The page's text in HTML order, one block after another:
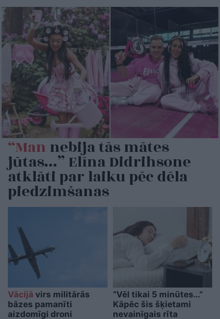
“Mannebija tās mātes
jūtas…” Elīna Didrihsone
atklāti par laiku pēc dēla
piedzimšanas
Vācijā virs militārās
bāzes pamanīti
aizdomīgi droni
“Vēl tikai 5 minūtes…”
Kāpēc šis šķietami
nevainīgais rīta